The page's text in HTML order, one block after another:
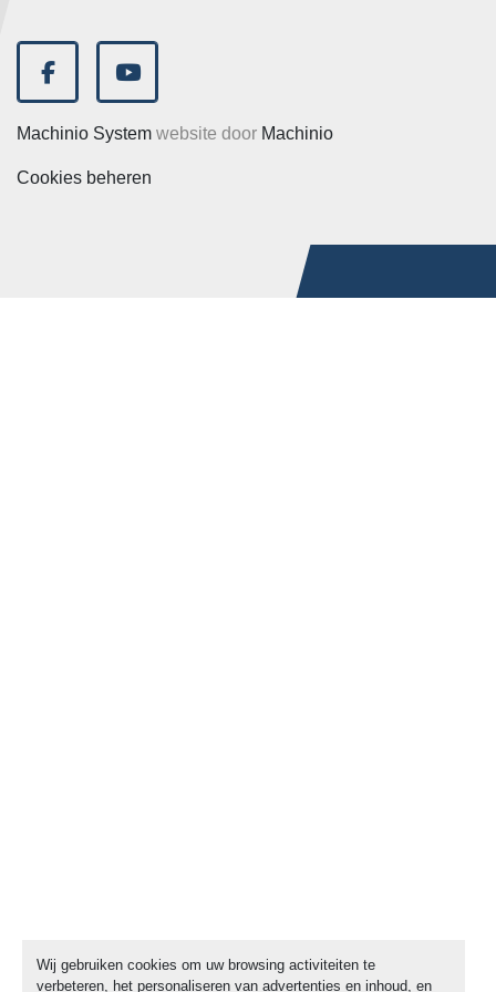
Wij gebruiken cookies om uw browsing activiteiten te
verbeteren, het personaliseren van advertenties en inhoud, en
facebookyoutube
Machinio System website door Machinio
Cookies beheren